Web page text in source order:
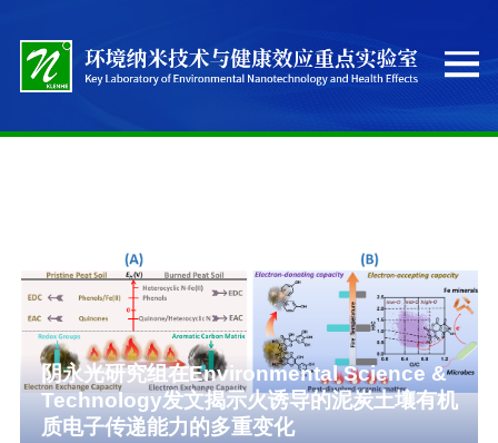
阴永光研究组在Environmental Science &
Technology发文揭示火诱导的泥炭土壤有机
质电子传递能力的多重变化